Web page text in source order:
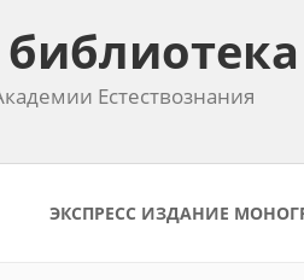
Естествознания
ЭКСПРЕСС ИЗДАНИЕ